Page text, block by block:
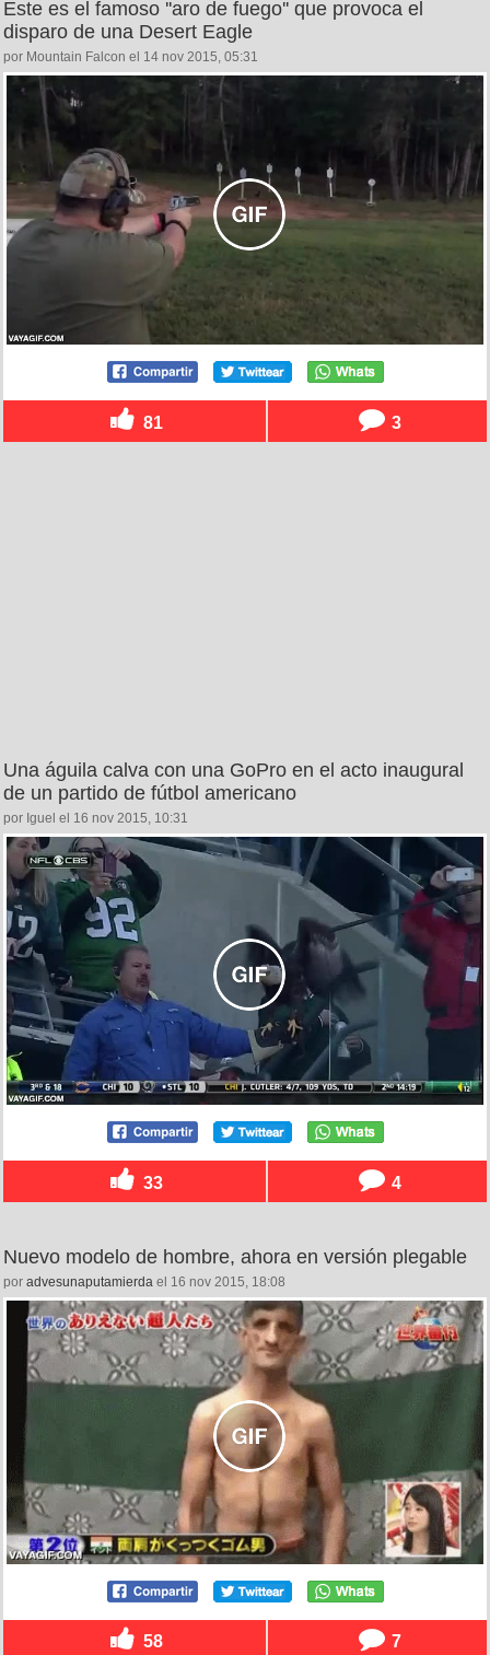
Este es el famoso ''aro de fuego'' que provoca el
disparo de una Desert Eagle
por Mountain Falcon el 14 nov 2015, 05:31
81 3
Una águila calva con una GoPro en el acto inaugural
de un partido de fútbol americano
por Iguel el 16 nov 2015, 10:31
33 4
Nuevo modelo de hombre, ahora en versión plegable
por advesunaputamierda el 16 nov 2015, 18:08
58 7